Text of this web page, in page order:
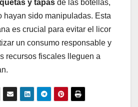
y tapas de las botellas,
hayan sido manipuladas. Esta
es crucial para evitar el licor
un consumo responsable y
recursos fiscales lleguen a